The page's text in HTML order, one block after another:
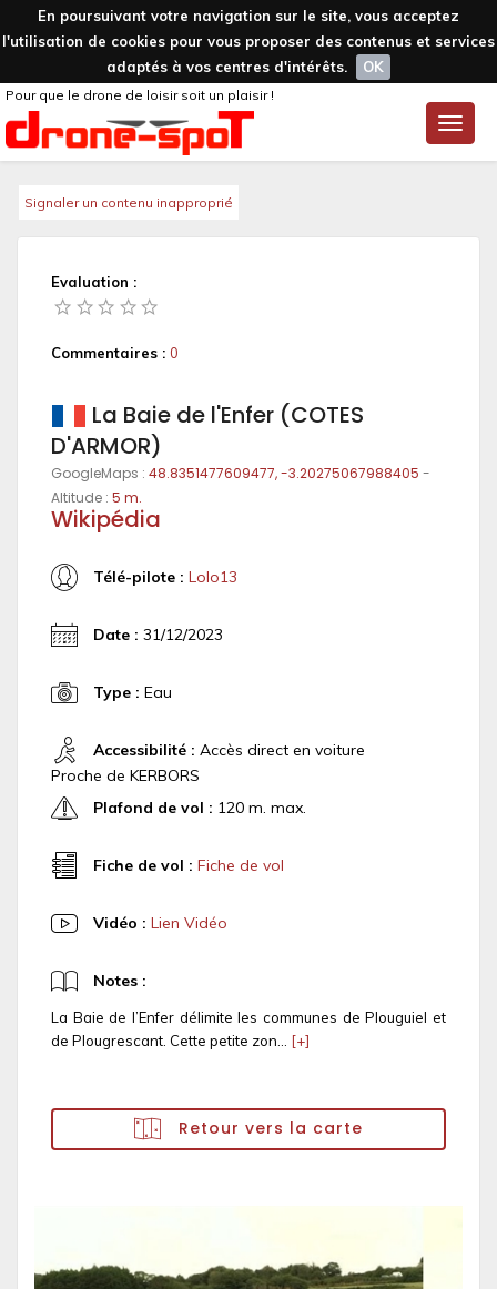
En poursuivant votre navigation sur le site, vous acceptez
l'utilisation de cookies pour vous proposer des contenus et services
adaptés à vos centres d'intérêts.
OK
Toggle
Pour que le drone de loisir soit un plaisir !
Signaler un contenu inapproprié
Evaluation :
Commentaires : 0
La Baie de l'Enfer (COTES
D'ARMOR)
GoogleMaps : 48.8351477609477, -3.20275067988405 -
Altitude : 5 m.
Wikipédia
Télé-pilote : Lolo13
Date : 31/12/2023
Type : Eau
Accessibilité : Accès direct en voiture
Proche de KERBORS
Plafond de vol : 120 m. max.
Fiche de vol : Fiche de vol
Vidéo : Lien Vidéo
Notes :
La Baie de l’Enfer délimite les communes de Plouguiel et
de Plougrescant. Cette petite zon... [+]
Retour vers la carte